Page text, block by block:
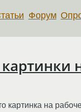
Форум
на